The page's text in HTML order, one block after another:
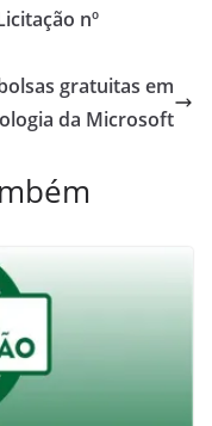
nº
gratuitas em
da Microsoft